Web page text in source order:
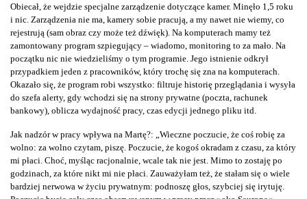
Obiecał, że wejdzie specjalne zarządzenie dotyczące kamer. Minęło 1,5 roku
i nic. Zarządzenia nie ma, kamery sobie pracują, a my nawet nie wiemy, co
rejestrują (sam obraz czy może też dźwięk). Na komputerach mamy też
zamontowany program szpiegujący – wiadomo, monitoring to za mało. Na
początku nic nie wiedzieliśmy o tym programie. Jego istnienie odkrył
przypadkiem jeden z pracowników, który trochę się zna na komputerach.
Okazało się, że program robi wszystko: filtruje historię przeglądania i wysyła
do szefa alerty, gdy wchodzi się na strony prywatne (poczta, rachunek
bankowy), oblicza wydajność pracy, czas edycji jednego pliku itd.
Jak nadzór w pracy wpływa na Martę?: „Wieczne poczucie, że coś robię za
wolno: za wolno czytam, piszę. Poczucie, że kogoś okradam z czasu, za który
mi płaci. Choć, myśląc racjonalnie, wcale tak nie jest. Mimo to zostaję po
godzinach, za które nikt mi nie płaci. Zauważyłam też, że stałam się o wiele
bardziej nerwowa w życiu prywatnym: podnoszę głos, szybciej się irytuję.